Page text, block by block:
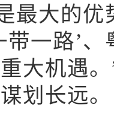
最大的
带一路’
大机遇
划长远。